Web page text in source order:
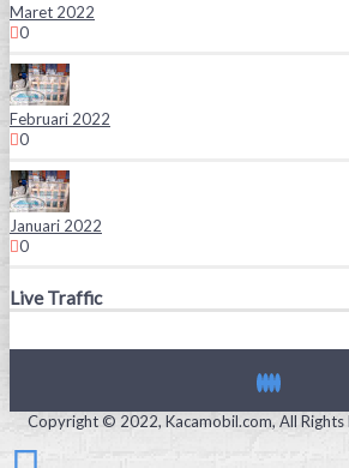
Maret 2022
0
Februari 2022
0
Januari 2022
0
Live Traffic
Copyright © 2022, Kacamobil.com, All Rights